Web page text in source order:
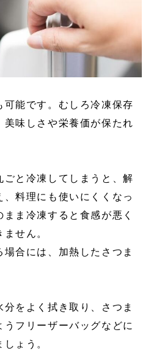
可能です。むしろ冷凍保存
美味しさや栄養価が保たれ
ごと冷凍してしまうと、解
料理にも使いにくくなっ
ま冷凍すると食感が悪く
せん。
合には、加熱したさつま
をよく拭き取り、さつま
フリーザーバッグなどに
ょう。